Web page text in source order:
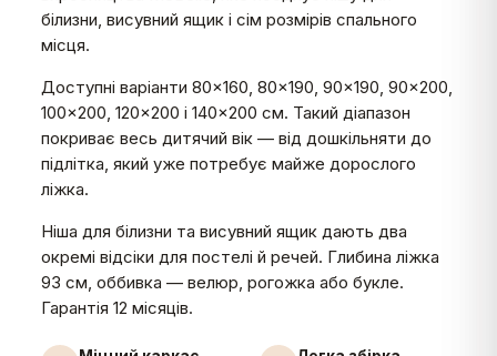
білизни, висувний ящик і сім розмірів спального
місця.
Доступні варіанти 80×160, 80×190, 90×190, 90×200,
100×200, 120×200 і 140×200 см. Такий діапазон
покриває весь дитячий вік — від дошкільняти до
підлітка, який уже потребує майже дорослого
ліжка.
Ніша для білизни та висувний ящик дають два
окремі відсіки для постелі й речей. Глибина ліжка
93 см, оббивка — велюр, рогожка або букле.
Гарантія 12 місяців.